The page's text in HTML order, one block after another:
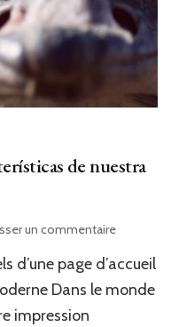
de nuestra
un commentairesur
las
d’une page d’accueil
Dans le monde
impression